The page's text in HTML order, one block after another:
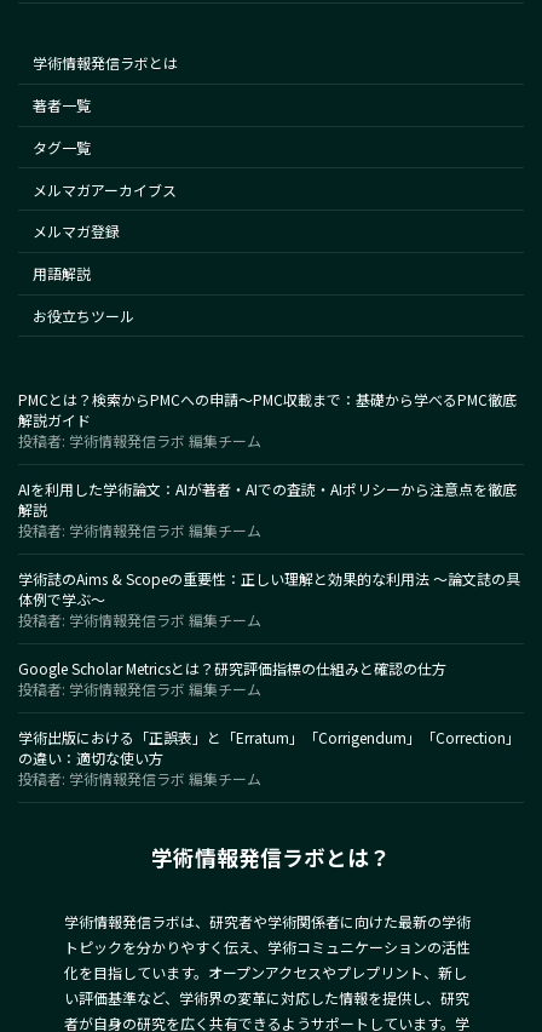
学術情報発信ラボとは
著者一覧
タグ一覧
メルマガアーカイブス
メルマガ登録
用語解説
お役立ちツール
PMCとは？検索からPMCへの申請～PMC収載まで：基礎から学べるPMC徹底
解説ガイド
投稿者: 学術情報発信ラボ 編集チーム
AIを利用した学術論文：AIが著者・AIでの査読・AIポリシーから注意点を徹底
解説
投稿者: 学術情報発信ラボ 編集チーム
学術誌のAims & Scopeの重要性：正しい理解と効果的な利用法 〜論文誌の具
体例で学ぶ〜
投稿者: 学術情報発信ラボ 編集チーム
Google Scholar Metricsとは？研究評価指標の仕組みと確認の仕方
投稿者: 学術情報発信ラボ 編集チーム
学術出版における「正誤表」と「Erratum」「Corrigendum」「Correction」
の違い：適切な使い方
投稿者: 学術情報発信ラボ 編集チーム
学術情報発信ラボとは？
学術情報発信ラボは、研究者や学術関係者に向けた最新の学術
トピックを分かりやすく伝え、学術コミュニケーションの活性
化を目指しています。オープンアクセスやプレプリント、新し
い評価基準など、学術界の変革に対応した情報を提供し、研究
者が自身の研究を広く共有できるようサポートしています。学